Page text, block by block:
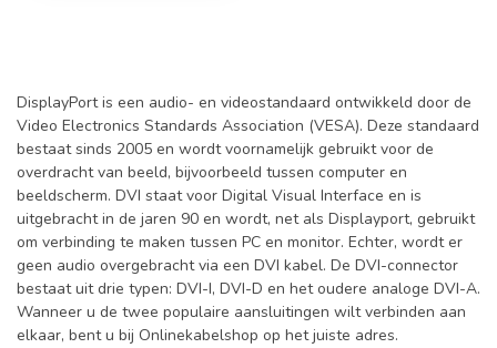
DisplayPort is een audio- en videostandaard ontwikkeld door de
Video Electronics Standards Association (VESA). Deze standaard
bestaat sinds 2005 en wordt voornamelijk gebruikt voor de
overdracht van beeld, bijvoorbeeld tussen computer en
beeldscherm. DVI staat voor Digital Visual Interface en is
uitgebracht in de jaren 90 en wordt, net als Displayport, gebruikt
om verbinding te maken tussen PC en monitor. Echter, wordt er
geen audio overgebracht via een DVI kabel. De DVI-connector
bestaat uit drie typen: DVI-I, DVI-D en het oudere analoge DVI-A.
Wanneer u de twee populaire aansluitingen wilt verbinden aan
elkaar, bent u bij Onlinekabelshop op het juiste adres.